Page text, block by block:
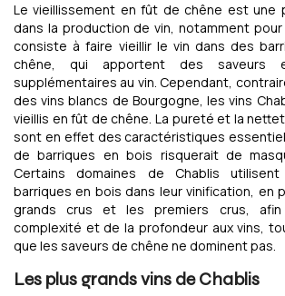
Le vieillissement en fût de chêne est une
dans la production de vin, notamment
consiste à faire vieillir le vin dans des
chêne, qui apportent des saveurs
supplémentaires au vin. Cependant,
des vins blancs de Bourgogne, les vins
vieillis en fût de chêne. La pureté et la
sont en effet des caractéristiques
de barriques en bois risquerait de
Certains domaines de Chablis
barriques en bois dans leur vinification, en
grands crus et les premiers crus,
complexité et de la profondeur aux vins,
que les saveurs de chêne ne dominent pas.
Les plus grands vins de Chablis